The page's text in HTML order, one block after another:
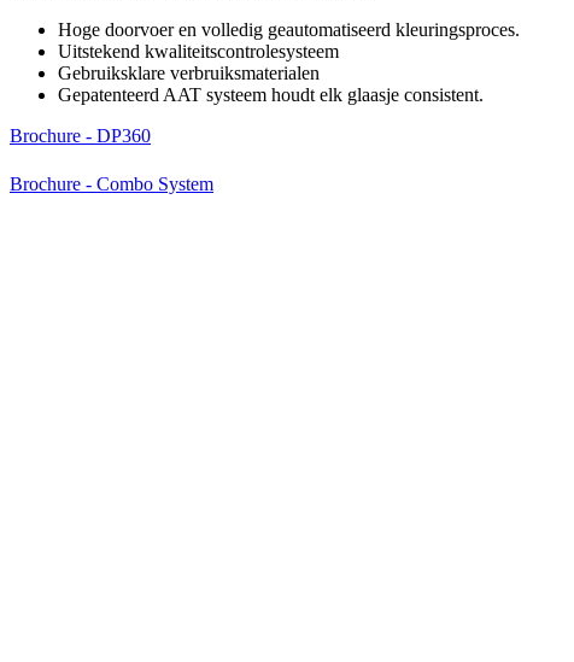
Hoge doorvoer en volledig geautomatiseerd kleuringsproces.
Uitstekend kwaliteitscontrolesysteem
Gebruiksklare verbruiksmaterialen
Gepatenteerd AAT systeem houdt elk glaasje consistent.
Brochure - DP360
Brochure - Combo System